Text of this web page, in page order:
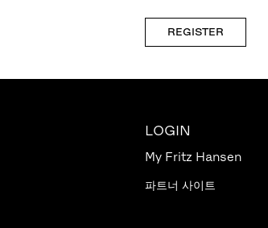
REGISTER
LOGIN
My Fritz Hansen
파트너 사이트